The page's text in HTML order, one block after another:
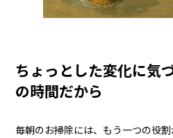
ちょっとした変化に気
の時間だから
毎朝のお掃除には、もう一つの役割